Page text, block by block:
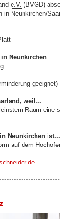
e.V. (BVGD)
in Neunkirchen/
Neunkirchen
geeignet)
weil...
Raum eine
Neunkirchen ist...
auf dem